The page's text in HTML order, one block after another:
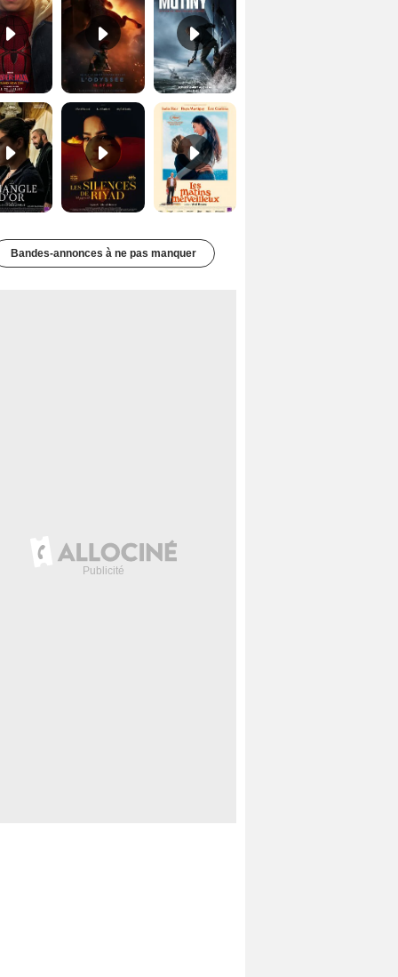
Les Silences de Riyad Bande-annonce VO STFR Les Matins merveilleux Bande-annonce VF
Bandes-annonces à ne pas manquer